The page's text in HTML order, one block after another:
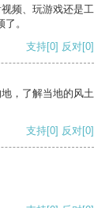
频、玩游戏还是工
。
支持[0] 反对[0]
，了解当地的风土
支持[0] 反对[0]